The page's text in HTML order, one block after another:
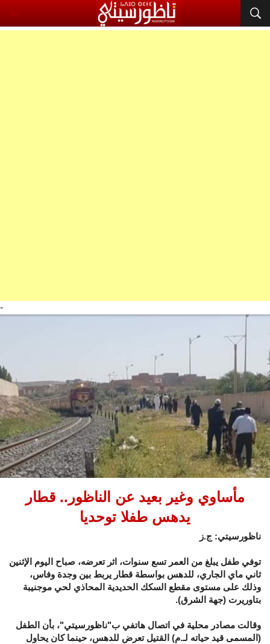
-
مأساوي وغير بعيد عن الناظور.. قطار
يدهس طفلا توحديا
ناظورسيتي: ج.ز
توفي طفل يبلغ من العمر تسع سنوات، اثر تعرضه، صباح اليوم الإثنين
ثاني ماي الجاري، للدهس بواسطة قطار يربط بين وجدة وفاس،
وذلك على مستوى مقطع السكك الحديدية المحاذي لحي موجنيبة
بتاوريرت (جهة الشرق).
وقالت مصادر محلية في اتصال هاتفي ب"ناظورسيتي"، بأن الطفل
(المسمى قيد حياته لـ.م) القتيل تعرض للدهس، حينما كان يحاول